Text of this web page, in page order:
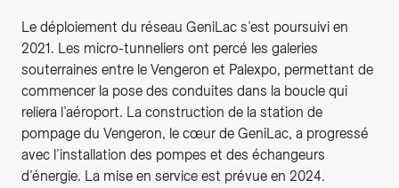
Le déploiement du réseau GeniLac s’est poursuivi en
2021. Les micro-tunneliers ont percé les galeries
souterraines entre le Vengeron et Palexpo, permettant de
commencer la pose des conduites dans la boucle qui
reliera l’aéroport. La construction de la station de
pompage du Vengeron, le cœur de GeniLac, a progressé
avec l’installation des pompes et des échangeurs
d’énergie. La mise en service est prévue en 2024.